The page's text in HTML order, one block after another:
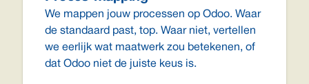
We mappen jouw processen op Odoo. Waar
de standaard past, top. Waar niet, vertellen
we eerlijk wat maatwerk zou betekenen, of
dat Odoo niet de juiste keus is.